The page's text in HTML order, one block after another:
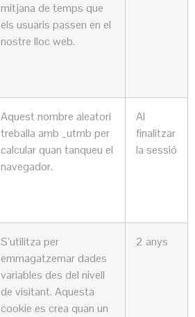
mitjana de temps que
els usuaris passen en el
nostre lloc web.
Aquest nombre aleatori
treballa amb _utmb per
calcular quan tanqueu el
navegador.
Al
finalitzar
la sessió
S’utilitza per
emmagatzemar dades
variables des del nivell
de visitant. Aquesta
cookie es crea quan un
2 anys